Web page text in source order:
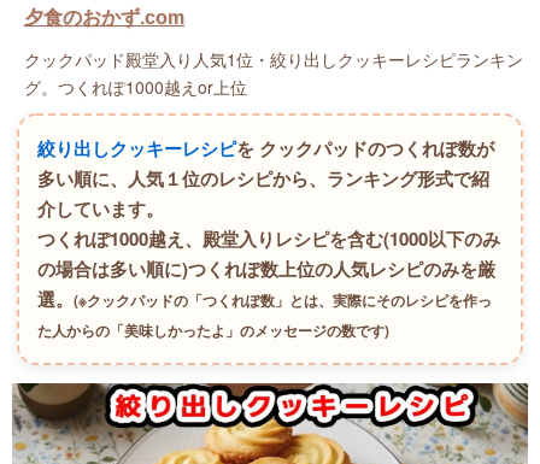
夕食のおかず.com
クックパッド殿堂入り人気1位・絞り出しクッキーレシピランキン
グ。つくれぽ1000越えor上位
絞り出しクッキーレシピを クックパッドのつくれぽ数が
多い順に、人気１位のレシピから、ランキング形式で紹
介しています。
つくれぽ1000越え、殿堂入りレシピを含む(1000以下のみ
の場合は多い順に)つくれぽ数上位の人気レシピのみを厳
選。(※クックパッドの「つくれぽ数」とは、実際にそのレシピを作っ
た人からの「美味しかったよ」のメッセージの数です)